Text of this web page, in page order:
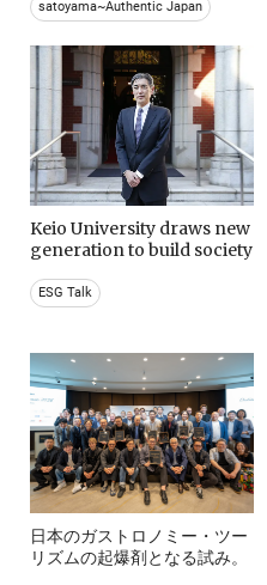
satoyama~Authentic Japan
Keio University draws new
generation to build society
ESG Talk
日本のガストロノミー・ツー
リズムの起爆剤となる試み。